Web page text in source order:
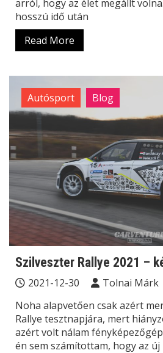
arról, hogy az élet megállt
hosszú idő után
Read More
Autósport Blog
Szilveszter Rallye 2021 –
2021-12-30 Tolnai Márk
Noha alapvetően csak azért
Rallye tesztnapjára, mert
azért volt nálam
én sem számítottam, hogy az